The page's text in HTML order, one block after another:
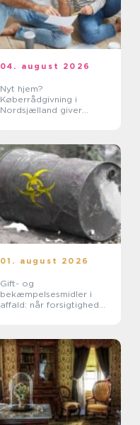
04. august 2026
Nyt hjem?
Køberrådgivning i
Nordsjælland giver
01. august 2026
Gift- og
bekæmpelsesmidler i
affald: når forsigtighed